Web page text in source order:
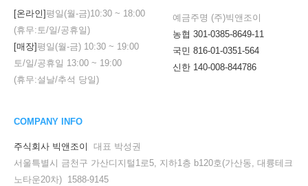
[온라인] 평일(월-금)10:30 ~ 18:00
(휴무:토/일/공휴일)
[매장] 평일(월-금) 10:30 ~ 19:00
토/일/공휴일 13:00 ~ 19:00
(휴무:설날/추석 당일)
예금주명 (주)빅앤조이
농협 301-0385-8649-11
국민 816-01-0351-564
신한 140-008-844786
COMPANY INFO
주식회사 빅앤조이
대표 박성권
서울특별시 금천구 가산디지털1로5, 지하1층 b120호(가산동, 대륭테크
노타운20차) 1588-9145